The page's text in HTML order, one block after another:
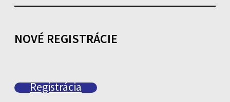
NOVÉ REGISTRÁCIE
Registrácia